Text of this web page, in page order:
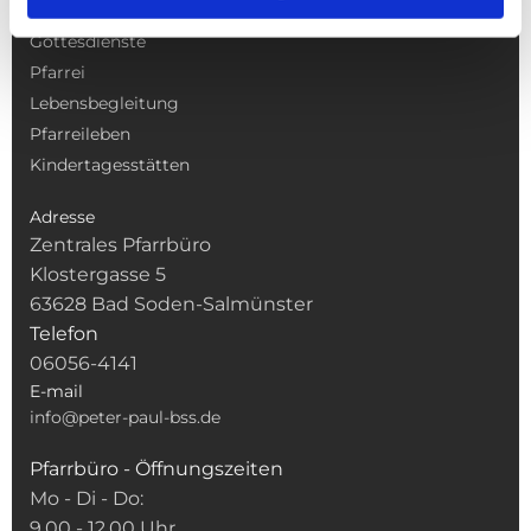
Gottesdienste
Pfarrei
Lebensbegleitung
Pfarreileben
Kindertagesstätten
Adresse
Zentrales Pfarrbüro
Klostergasse 5
63628 Bad Soden-Salmünster
Telefon
06056-4141
E-mail
info@peter-paul-bss.de
Pfarrbüro - Öffnungszeiten
Mo - Di - Do: